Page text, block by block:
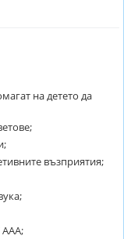
на детето да
възприятия;